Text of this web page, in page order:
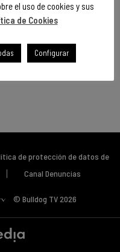
de protección de datos de
Canal Denuncias
© Bulldog TV 2026
el uso de cookies y sus
de Cookies
Configurar